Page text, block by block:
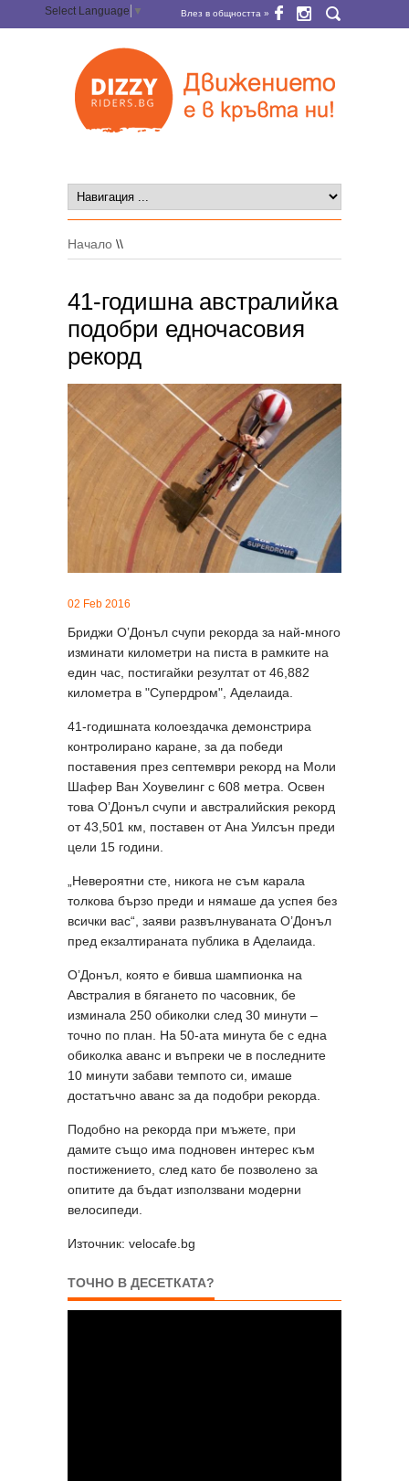
Select Language ▼ Влез в общността »
Начало \\
41-годишна австралийка
подобри едночасовия
рекорд
02 Feb 2016
Бриджи О’Донъл счупи рекорда за най-много
изминати километри на писта в рамките на
един час, постигайки резултат от 46,882
километра в "Супердром", Аделаида.
41-годишната колоездачка демонстрира
контролирано каране, за да победи
поставения през септември рекорд на Моли
Шафер Ван Хоувелинг с 608 метра. Освен
това О’Донъл счупи и австралийския рекорд
от 43,501 км, поставен от Ана Уилсън преди
цели 15 години.
„Невероятни сте, никога не съм карала
толкова бързо преди и нямаше да успея без
всички вас“, заяви развълнуваната О’Донъл
пред екзалтираната публика в Аделаида.
О’Донъл, която е бивша шампионка на
Австралия в бягането по часовник, бе
изминала 250 обиколки след 30 минути –
точно по план. На 50-ата минута бе с една
обиколка аванс и въпреки че в последните
10 минути забави темпото си, имаше
достатъчно аванс за да подобри рекорда.
Подобно на рекорда при мъжете, при
дамите също има подновен интерес към
постижението, след като бе позволено за
опитите да бъдат използвани модерни
велосипеди.
Източник: velocafe.bg
ТОЧНО В ДЕСЕТКАТА?